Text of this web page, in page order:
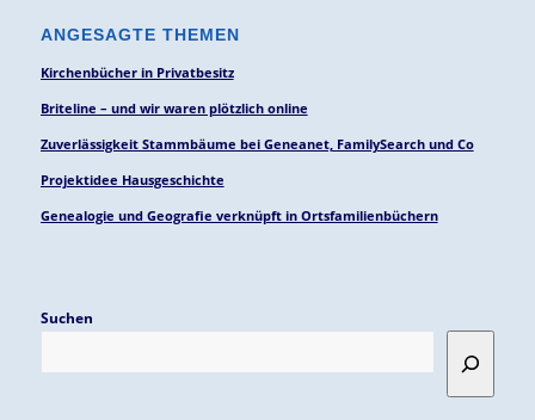
ANGESAGTE THEMEN
Kirchenbücher in Privatbesitz
Briteline – und wir waren plötzlich online
Zuverlässigkeit Stammbäume bei Geneanet, FamilySearch und Co
Projektidee Hausgeschichte
Genealogie und Geografie verknüpft in Ortsfamilienbüchern
Suchen